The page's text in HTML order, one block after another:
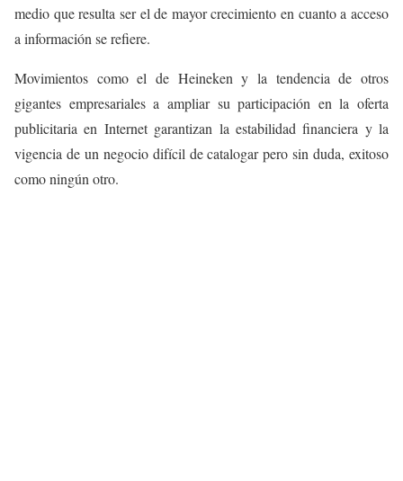
medio que resulta ser el de mayor crecimiento en cuanto a acceso
a información se refiere.
Movimientos como el de Heineken y la tendencia de otros
gigantes empresariales a ampliar su participación en la oferta
publicitaria en Internet garantizan la estabilidad financiera y la
vigencia de un negocio difícil de catalogar pero sin duda, exitoso
como ningún otro.